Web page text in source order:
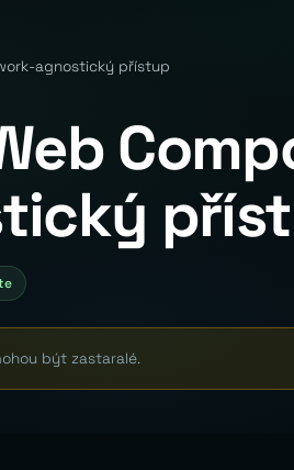
agnostický přístup
být zastaralé.